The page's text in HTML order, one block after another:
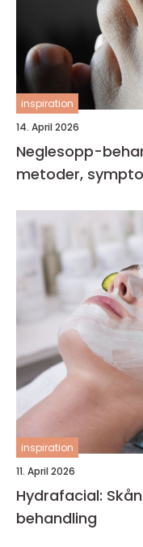
inspiration
14. April 2026
Neglesopp-
metoder,
inspiration
11. April 2026
Hydrafacial:
behandling